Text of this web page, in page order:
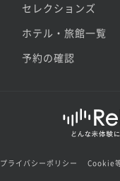
セレクションズ
ホテル・旅館一覧
予約の確認
プライバシーポリシー Cookie